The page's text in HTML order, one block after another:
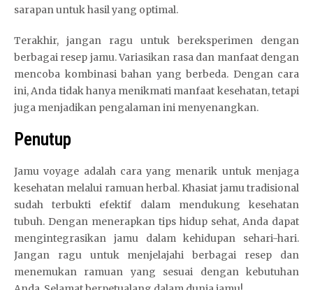
sarapan untuk hasil yang optimal.
Terakhir, jangan ragu untuk bereksperimen dengan
berbagai resep jamu. Variasikan rasa dan manfaat dengan
mencoba kombinasi bahan yang berbeda. Dengan cara
ini, Anda tidak hanya menikmati manfaat kesehatan, tetapi
juga menjadikan pengalaman ini menyenangkan.
Penutup
Jamu voyage adalah cara yang menarik untuk menjaga
kesehatan melalui ramuan herbal. Khasiat jamu tradisional
sudah terbukti efektif dalam mendukung kesehatan
tubuh. Dengan menerapkan tips hidup sehat, Anda dapat
mengintegrasikan jamu dalam kehidupan sehari-hari.
Jangan ragu untuk menjelajahi berbagai resep dan
menemukan ramuan yang sesuai dengan kebutuhan